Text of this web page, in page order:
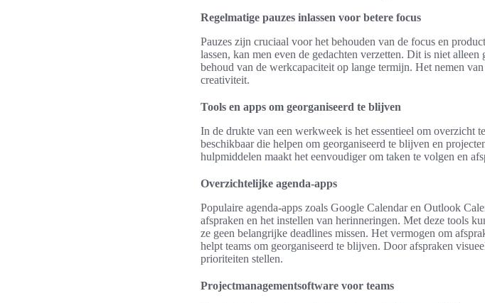
Regelmatige pauzes inlassen voor betere focus
Pauzes zijn cruciaal voor het behouden van de focus en
lassen, kan men even de gedachten verzetten. Dit is niet
behoud van de werkcapaciteit op lange termijn. Het nemen
creativiteit.
Tools en apps om georganiseerd te blijven
In de drukte van een werkweek is het essentieel om overzicht
beschikbaar die helpen om georganiseerd te blijven en
hulpmiddelen maakt het eenvoudiger om taken te volgen en
Overzichtelijke agenda-apps
Populaire agenda-apps zoals Google Calendar en Outlook
afspraken en het instellen van herinneringen. Met deze tools
ze geen belangrijke deadlines missen. Het vermogen om
helpt teams om georganiseerd te blijven. Door afspraken
prioriteiten stellen.
Projectmanagementsoftware voor teams